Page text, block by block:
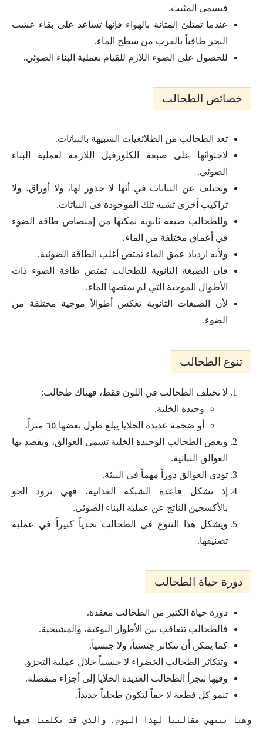
فيسمى المثبت.
عندما تمتلئ المثانة بالهواء فإنها تساعد على بقاء عشب
البحر طافياً بالقرب من سطح الماء.
للحصول على الضوء اللازم للقيام بعملية البناء الضوئي.
خصائص الطحالب
تعد الطحالب من الطلائعيات الشبيهة بالنباتات.
لاحتوائها على صبغة الكلورفيل اللازمة لعملية البناء
الضوئي.
وتختلف عن النباتات في أنها لا جذور لها، ولا أوراق، ولا
تراكيب أخرى تشبه تلك الموجودة في النباتات.
وللطحالب صبغة ثانوية تمكنها من إمتصاص طاقة الضوء
في أعماق مختلفة من الماء.
ولأنه ازدياد عمق الماء تمتص أغلب الطاقة الضوئية.
فأن الصبغة الثانوية للطحالب تمتص طاقة الضوء ذات
الأطوال الموجية التي لم يمتصها الماء.
لأن الصبغات الثانوية تعكس أطوالاً موجية مختلفة من
الضوء.
تنوع الطحالب
لا تختلف الطحالب في اللون فقط، فهناك طحالب:
وحيدة الخلية.
أو ضخمة عديدة الخلايا يبلغ طول بعضها ٦٥ متراً.
وبعض الطحالب الوحيدة الخلية تسمى العوالق، ويقصد بها
العوالق النباتية.
تؤدي العوالق دوراً مهماً في البيئة.
إذ تشكل قاعدة الشبكة الغذائية، فهي تزود الجو
بالأكسجين الناتج عن عملية البناء الضوئي.
ويشكل هذا التنوع في الطحالب تحدياً كبيراً في عملية
تصنيفها.
دورة حياة الطحالب
دورة حياة الكثير من الطحالب معقدة.
فالطحالب تتعاقب بين الأطوار البوغية، والمشيخية.
كما يمكن أن تتكاثر جنسياً، ولا جنسياً.
وتتكاثر الطحالب الخضراء لا جنسياً خلال عملية التجزؤ.
وفيها تتجزأ الطحالب العديدة الخلايا إلى أجزاء منفصلة.
تنمو كل قطعة لا حقاً لتكون طحلباً جديداً.
وهنا تنتهي مقالتنا لهذا اليوم، والذي قد تكلمنا فيها